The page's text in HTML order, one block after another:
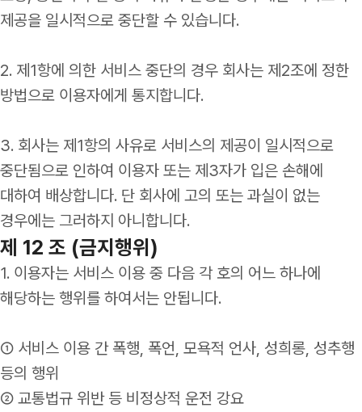
제공을 일시적으로 중단할 수 있습니다.
2. 제1항에 의한 서비스 중단의 경우 회사는 제2조에 정한
방법으로 이용자에게 통지합니다.
3. 회사는 제1항의 사유로 서비스의 제공이 일시적으로
중단됨으로 인하여 이용자 또는 제3자가 입은 손해에
대하여 배상합니다. 단 회사에 고의 또는 과실이 없는
경우에는 그러하지 아니합니다.
제 12 조 (금지행위)
1. 이용자는 서비스 이용 중 다음 각 호의 어느 하나에
해당하는 행위를 하여서는 안됩니다.
① 서비스 이용 간 폭행, 폭언, 모욕적 언사, 성희롱, 성추행
등의 행위
② 교통법규 위반 등 비정상적 운전 강요